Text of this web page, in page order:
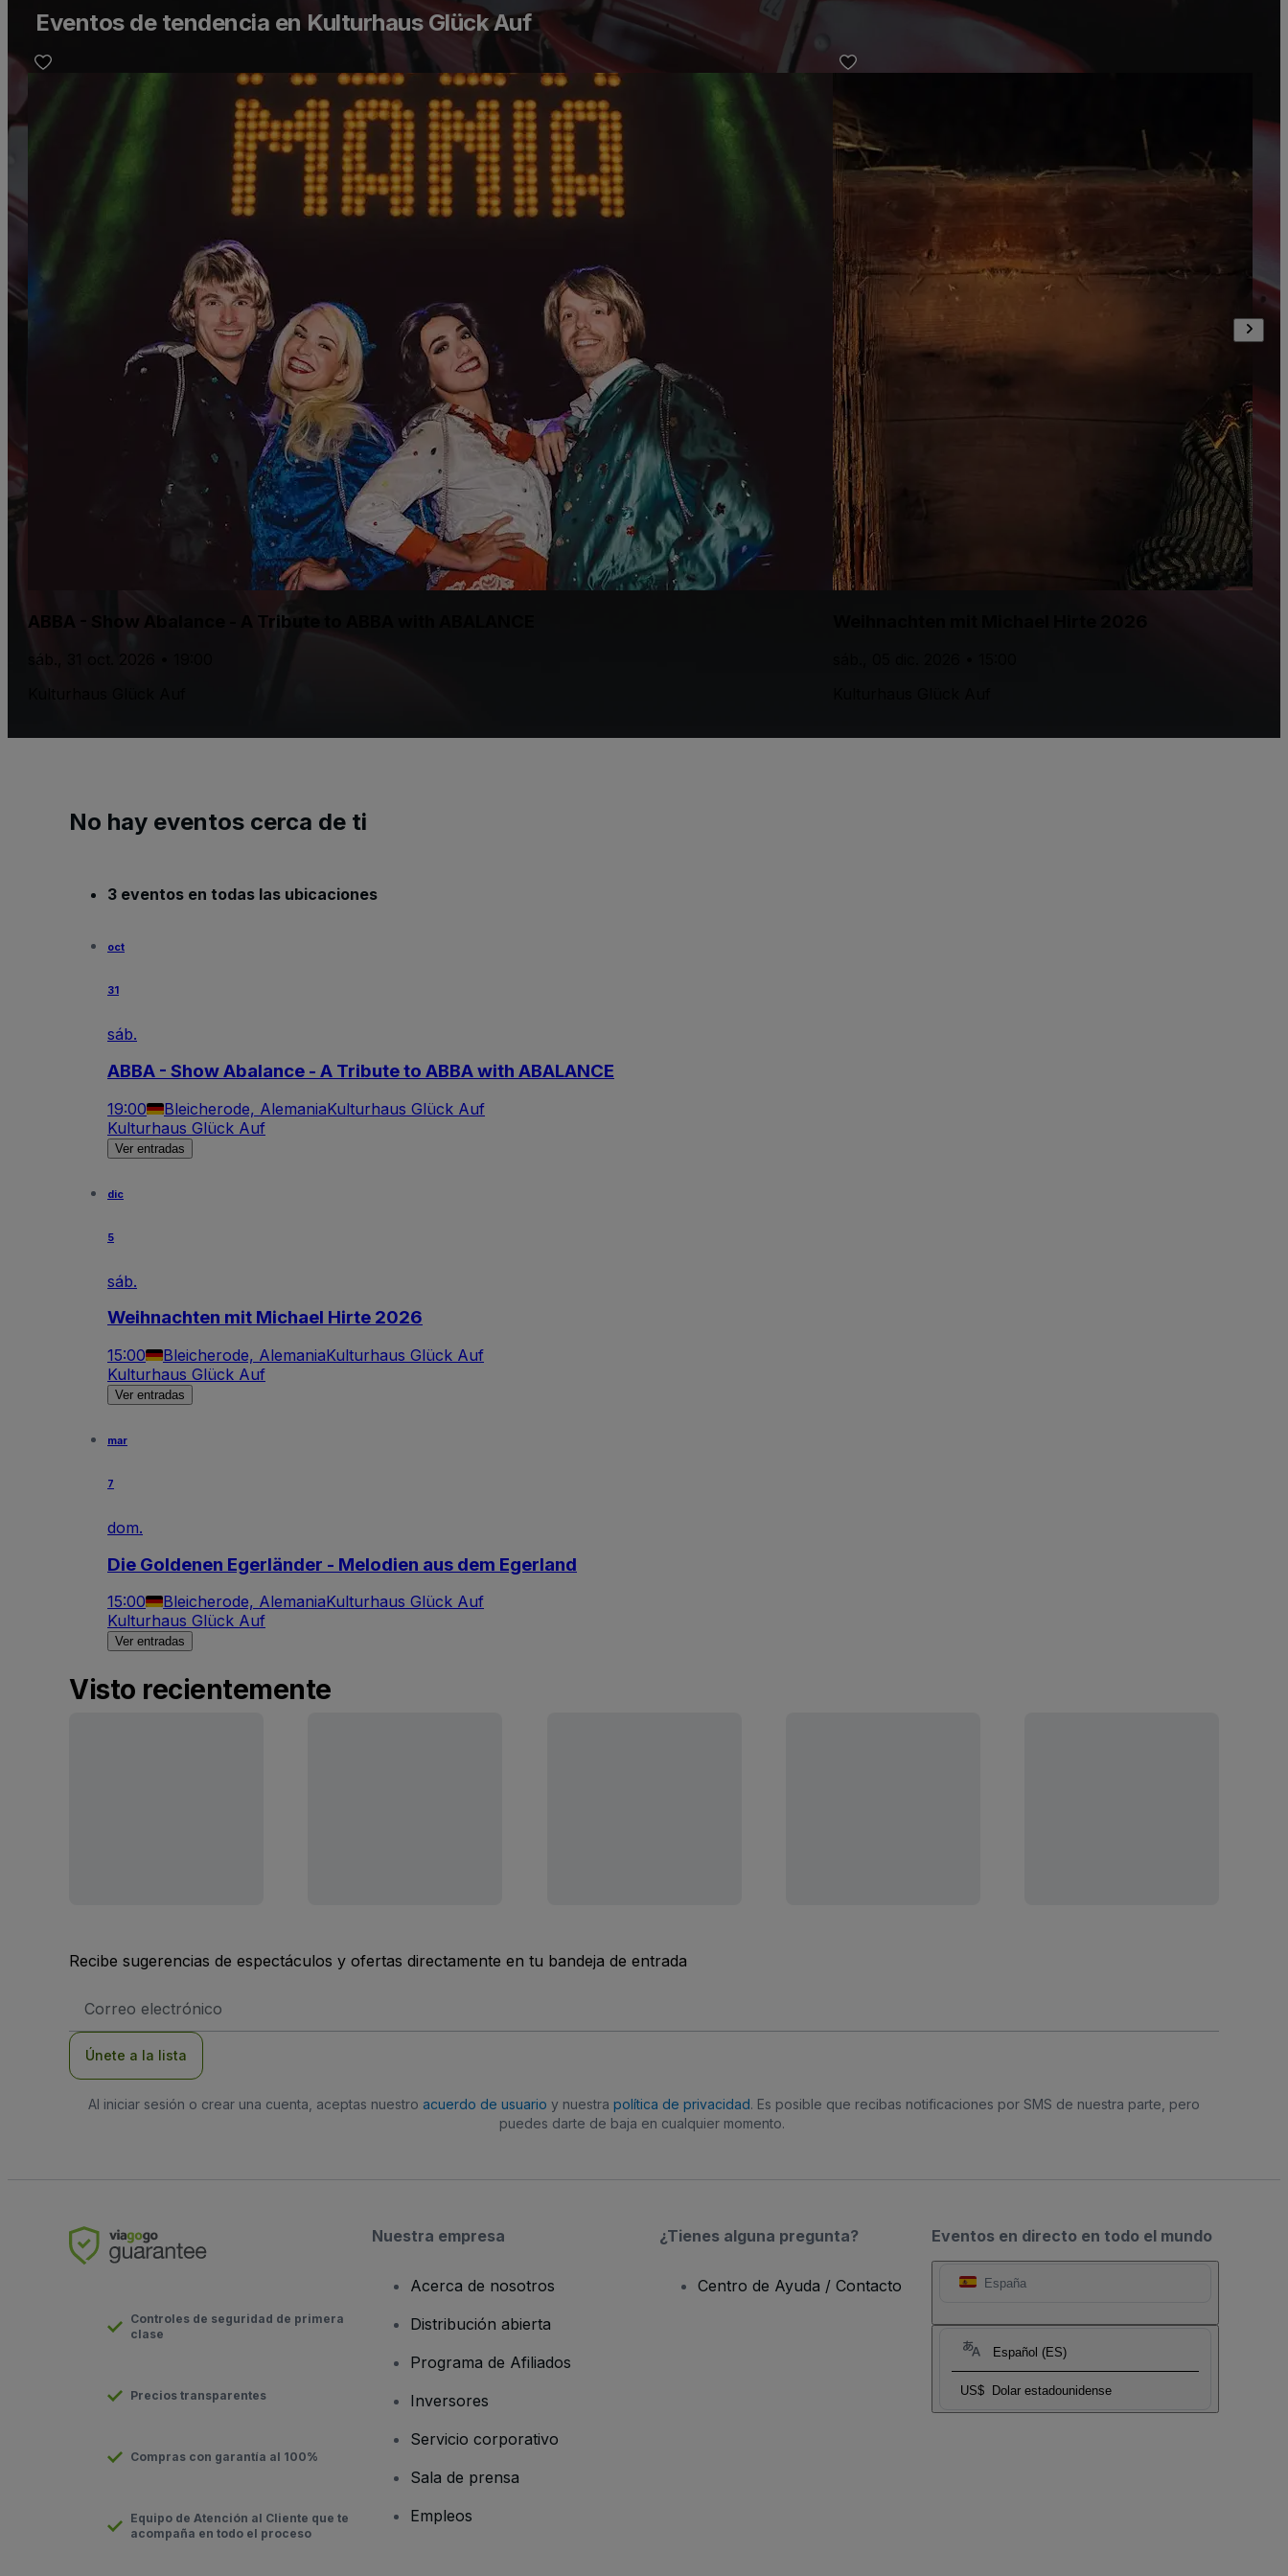
Eventos de tendencia en Kulturhaus Glück Auf
ABBA - Show Abalance - A Tribute to ABBA with ABALANCE
sáb., 31 oct. 2026 • 19:00
No hay eventos cerca de ti
3 eventos en todas las ubicaciones
oct
31
sáb.
ABBA - Show Abalance - A Tribute to ABBA with ABALANCE
19:00 Bleicherode, AlemaniaKulturhaus Glück Auf
Kulturhaus Glück Auf
Ver entradas
dic
5
sáb.
Weihnachten mit Michael Hirte 2026
15:00 Bleicherode, AlemaniaKulturhaus Glück Auf
Kulturhaus Glück Auf
Ver entradas
mar
7
dom.
Die Goldenen Egerländer - Melodien aus dem Egerland
15:00 Bleicherode, AlemaniaKulturhaus Glück Auf
Kulturhaus Glück Auf
Ver entradas
Visto recientemente
Recibe sugerencias de espectáculos y ofertas directamente en tu bandeja de entrada
de
Únete a la lista
Al iniciar sesión o crear una cuenta, aceptas nuestro acuerdo de usuario y nuestra política de privacidad. Es posible que recibas notificaciones por SMS de nuestra parte, pero
puedes darte de baja en cualquier momento.
Eventos en directo en todo el mundo
España
Español (ES)
US$ Dolar estadounidense
Controles de seguridad de primera
clase
Precios transparentes
Compras con garantía al 100%
Equipo de Atención al Cliente que te
acompaña en todo el proceso
Nuestra empresa
Acerca de nosotros
Distribución abierta
Programa de Afiliados
Inversores
Servicio corporativo
Sala de prensa
Empleos
¿Tienes alguna pregunta?
Centro de Ayuda / Contacto